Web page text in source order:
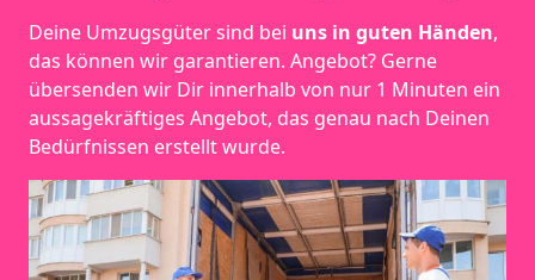
Deine Umzugsgüter sind bei uns in guten Händen,
das können wir garantieren. Angebot? Gerne
übersenden wir Dir innerhalb von nur 1 Minuten ein
aussagekräftiges Angebot, das genau nach Deinen
Bedürfnissen erstellt wurde.